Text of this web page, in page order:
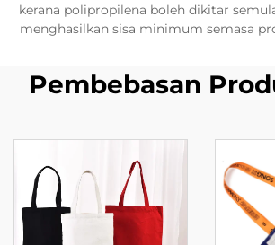
kerana polipropilena boleh dikitar
menghasilkan sisa minimum semasa
Pembebasan